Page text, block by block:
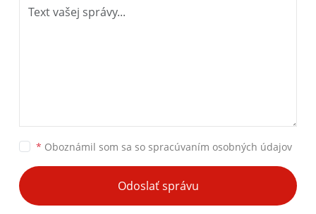
* Oboznámil som sa so spracúvaním osobných údajov
Odoslať správu